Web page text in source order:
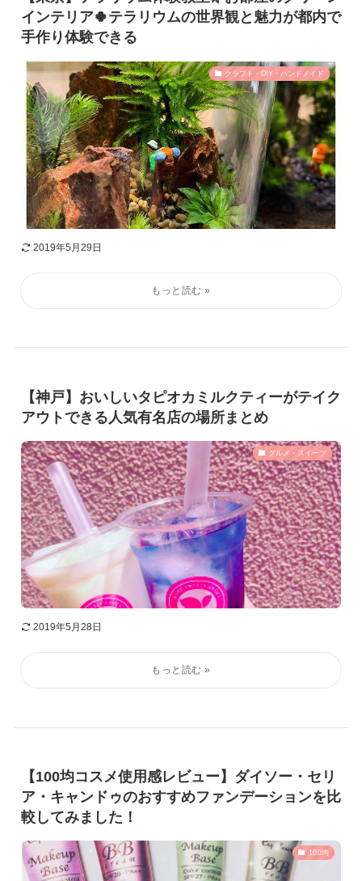
インテリア🍀テラリウムの世界観と魅力が都内で
手作り体験できる
クラフト・DIY・ハンドメイド
2019年5月29日
【神戸】おいしいタピオカミルクティーがテイク
アウトできる人気有名店の場所まとめ
グルメ・スイーツ
2019年5月28日
【100均コスメ使用感レビュー】ダイソー・セリ
ア・キャンドゥのおすすめファンデーションを比
較してみました！
100均